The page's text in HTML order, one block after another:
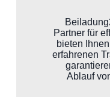
Partner für
bieten
erfahrenen
Ablauf